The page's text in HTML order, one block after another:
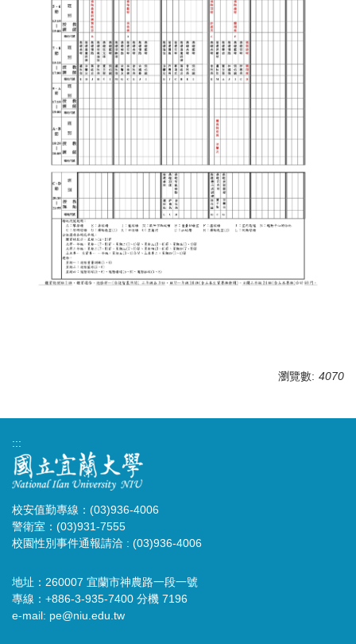
瀏覽數: 4070
:::
校安值勤專線：(03)936-4006
警衛室：(03)931-7555
校園性別事件通報請洽 : (03)936-4006
地址：260007 宜蘭市神農路一段一號
專線：+886-3-935-7400 分機 7196
e-mail: pe@niu.edu.tw